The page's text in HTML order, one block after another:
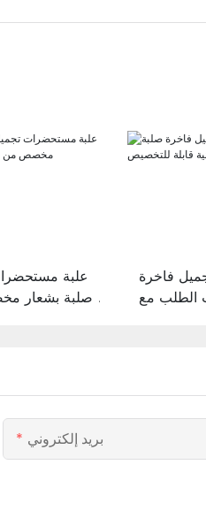
علبة
صلبة بشعار
فاخرة
مع
بريد إلكتروني